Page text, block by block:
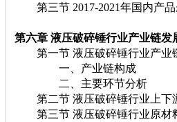
第三节 2017-2021年国内产品
第六章 液压破碎锤行业产业链发
第一节 液压破碎锤行业产业
一、产业链构成
二、主要环节分析
第二节 液压破碎锤行业上下
第三节 液压破碎锤行业原材